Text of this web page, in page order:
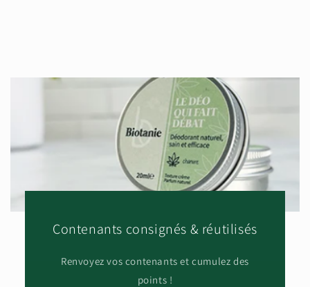
Contenants consignés & réutilisés
Renvoyez vos contenants et cumulez des
points !